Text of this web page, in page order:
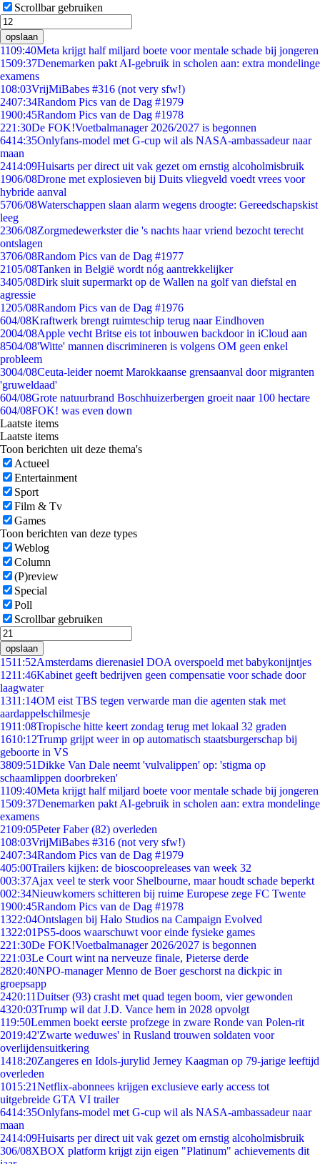
Scrollbar gebruiken
opslaan
1109:40Meta krijgt half miljard boete voor mentale schade bij jongeren
1509:37Denemarken pakt AI-gebruik in scholen aan: extra mondelinge
examens
108:03VrijMiBabes #316 (not very sfw!)
2407:34Random Pics van de Dag #1979
1900:45Random Pics van de Dag #1978
221:30De FOK!Voetbalmanager 2026/2027 is begonnen
6414:35Onlyfans-model met G-cup wil als NASA-ambassadeur naar
maan
2414:09Huisarts per direct uit vak gezet om ernstig alcoholmisbruik
1906/08Drone met explosieven bij Duits vliegveld voedt vrees voor
hybride aanval
5706/08Waterschappen slaan alarm wegens droogte: Gereedschapskist
leeg
2306/08Zorgmedewerkster die 's nachts haar vriend bezocht terecht
ontslagen
3706/08Random Pics van de Dag #1977
2105/08Tanken in België wordt nóg aantrekkelijker
3405/08Dirk sluit supermarkt op de Wallen na golf van diefstal en
agressie
1205/08Random Pics van de Dag #1976
604/08Kraftwerk brengt ruimteschip terug naar Eindhoven
2004/08Apple vecht Britse eis tot inbouwen backdoor in iCloud aan
8504/08'Witte' mannen discrimineren is volgens OM geen enkel
probleem
3004/08Ceuta-leider noemt Marokkaanse grensaanval door migranten
'gruweldaad'
604/08Grote natuurbrand Boschhuizerbergen groeit naar 100 hectare
604/08FOK! was even down
Laatste items
Laatste items
Toon berichten uit deze thema's
Actueel
Entertainment
Sport
Film & Tv
Games
Toon berichten van deze types
Weblog
Column
(P)review
Special
Poll
Scrollbar gebruiken
opslaan
1511:52Amsterdams dierenasiel DOA overspoeld met babykonijntjes
1211:46Kabinet geeft bedrijven geen compensatie voor schade door
laagwater
1311:14OM eist TBS tegen verwarde man die agenten stak met
aardappelschilmesje
1911:08Tropische hitte keert zondag terug met lokaal 32 graden
1610:12Trump grijpt weer in op automatisch staatsburgerschap bij
geboorte in VS
3809:51Dikke Van Dale neemt 'vulvalippen' op: 'stigma op
schaamlippen doorbreken'
1109:40Meta krijgt half miljard boete voor mentale schade bij jongeren
1509:37Denemarken pakt AI-gebruik in scholen aan: extra mondelinge
examens
2109:05Peter Faber (82) overleden
108:03VrijMiBabes #316 (not very sfw!)
2407:34Random Pics van de Dag #1979
405:00Trailers kijken: de bioscoopreleases van week 32
003:37Ajax veel te sterk voor Shelbourne, maar houdt schade beperkt
002:34Nieuwkomers schitteren bij ruime Europese zege FC Twente
1900:45Random Pics van de Dag #1978
1322:04Ontslagen bij Halo Studios na Campaign Evolved
1322:01PS5-doos waarschuwt voor einde fysieke games
221:30De FOK!Voetbalmanager 2026/2027 is begonnen
221:03Le Court wint na nerveuze finale, Pieterse derde
2820:40NPO-manager Menno de Boer geschorst na dickpic in
groepsapp
2420:11Duitser (93) crasht met quad tegen boom, vier gewonden
4320:03Trump wil dat J.D. Vance hem in 2028 opvolgt
119:50Lemmen boekt eerste profzege in zware Ronde van Polen-rit
2019:42'Zwarte weduwes' in Rusland trouwen soldaten voor
overlijdensuitkering
1418:20Zangeres en Idols-jurylid Jerney Kaagman op 79-jarige leeftijd
overleden
1015:21Netflix-abonnees krijgen exclusieve early access tot
uitgebreide GTA VI trailer
6414:35Onlyfans-model met G-cup wil als NASA-ambassadeur naar
maan
2414:09Huisarts per direct uit vak gezet om ernstig alcoholmisbruik
306/08XBOX platform krijgt zijn eigen "Platinum" achievements dit